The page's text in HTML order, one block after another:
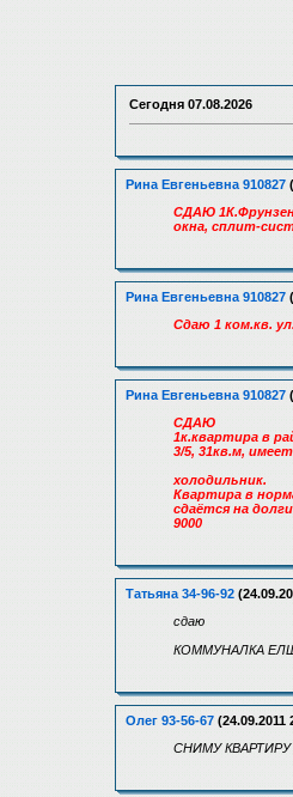
Сегодня 07.08.2026
Рина Евгеньевна 910827
СДАЮ
окна, сплит-
Рина Евгеньевна 910827
Сдаю 1 ком.кв.
Рина Евгеньевна 910827
СДАЮ
1к.квартира в
3/5, 31кв.м,
холодильник.
Квартира в
сдаётся на
9000
Татьяна 34-96-92
сдаю
КОММУНАЛКА
Олег 93-56-67 (24.09.2011
СНИМУ